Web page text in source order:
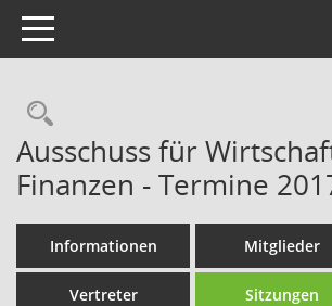
Toggle navigation
Rechercheauswahl
Ausschuss für
Finanzen - Termine
Informationen Mitglieder
Vertreter Sitzungen